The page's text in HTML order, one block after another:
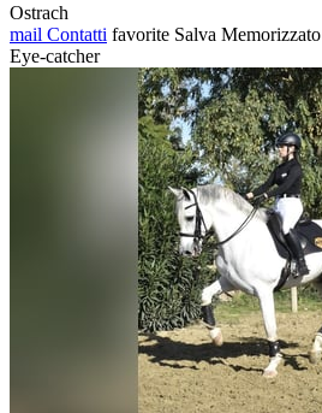
Ostrach
mail Contatti favorite Salva Memorizzato
Eye-catcher